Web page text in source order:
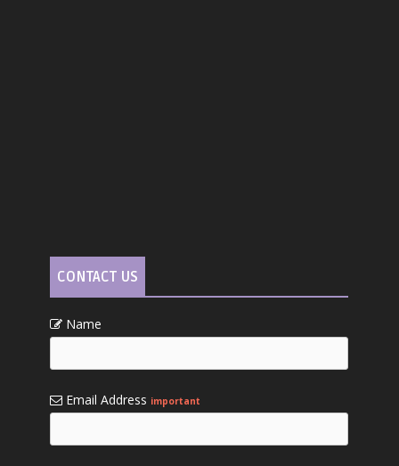
CONTACT US
Name
Email Address important